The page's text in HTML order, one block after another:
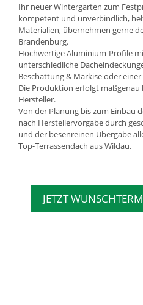
Ihr neuer Wintergarten zum
kompetent und unverbindlich,
Materialien, übernehmen gerne
Brandenburg.
Hochwertige Aluminium-Profile
unterschiedliche
Beschattung & Markise oder
Die Produktion erfolgt maßgenau
Hersteller.
Von der Planung bis zum Einbau
nach Herstellervorgabe durch
und der besenreinen Übergabe
Top-Terrassendach aus Wildau.
JETZT